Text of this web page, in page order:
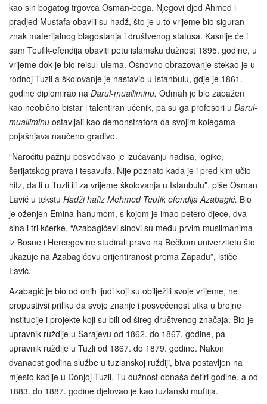
kao sin bogatog trgovca Osman-bega. Njegovi djed Ahmed i
pradjed Mustafa obavili su hadž, što je u to vrijeme bio siguran
znak materijalnog blagostanja i društvenog statusa. Kasnije će i
sam Teufik-efendija obaviti petu islamsku dužnost 1895. godine, u
vrijeme dok je bio reisul-ulema. Osnovno obrazovanje stekao je u
rodnoj Tuzli a školovanje je nastavio u Istanbulu, gdje je 1861.
godine diplomirao na Darul-mualliminu. Odmah je bio zapažen
kao neobično bistar i talentiran učenik, pa su ga profesori u Darul-
mualliminu ostavljali kao demonstratora da svojim kolegama
pojašnjava naučeno gradivo.
“Naročitu pažnju posvećivao je izučavanju hadisa, logike,
šerijatskog prava i tesavufa. Nije poznato kada je i pred kim učio
hifz, da li u Tuzli ili za vrijeme školovanja u Istanbulu”, piše Osman
Lavić u tekstu Hadži hafiz Mehmed Teufik efendija Azabagić. Bio
je oženjen Emina-hanumom, s kojom je imao petero djece, dva
sina i tri kćerke. “Azabagićevi sinovi su među prvim muslimanima
iz Bosne i Hercegovine studirali pravo na Bečkom univerzitetu što
ukazuje na Azabagićevu orijentiranost prema Zapadu”, ističe
Lavić.
Azabagić je bio od onih ljudi koji su obilježili svoje vrijeme, ne
propustivši priliku da svoje znanje i posvećenost utka u brojne
institucije i projekte koji su bili od šireg društvenog značaja. Bio je
upravnik ruždije u Sarajevu od 1862. do 1867. godine, pa
upravnik ruždije u Tuzli od 1867. do 1879. godine. Nakon
dvanaest godina službe u tuzlanskoj ruždiji, biva postavljen na
mjesto kadije u Donjoj Tuzli. Tu dužnost obnaša četiri godine, a od
1883. do 1887. godine djelovao je kao tuzlanski muftija.